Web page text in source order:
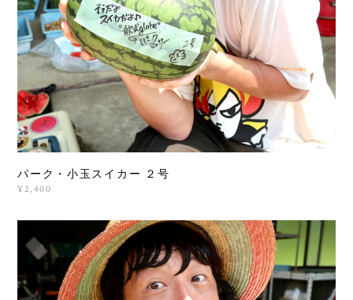
パーク・小玉スイカー ２号
¥2,400